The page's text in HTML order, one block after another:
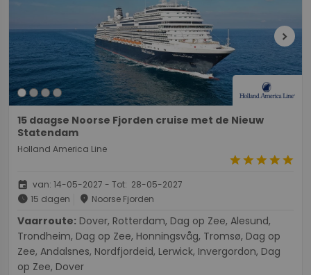
chevron_right
15 daagse Noorse Fjorden cruise met de Nieuw
Statendam
Holland America Line
starstarstarstarstar
event van: 14-05-2027 - Tot: 28-05-2027
schedule 15 dagen place Noorse Fjorden
Vaarroute:
Trondheim, Dag op Zee, Honningsvåg, Tromsø, Dag op
Zee, Andalsnes, Nordfjordeid, Lerwick, Invergordon, Dag
op Zee, Dover